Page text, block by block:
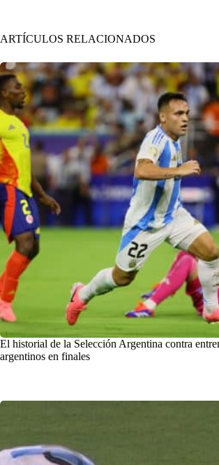
ARTÍCULOS RELACIONADOS
El historial de la Selección Argentina contra
argentinos en finales